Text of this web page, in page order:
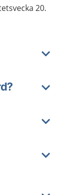
20.